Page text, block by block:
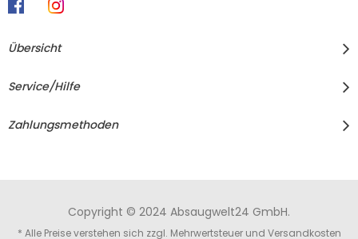
Übersicht
Service/Hilfe
Zahlungsmethoden
Copyright © 2024 Absaugwelt24 GmbH.
* Alle Preise verstehen sich zzgl. Mehrwertsteuer und Versandkosten